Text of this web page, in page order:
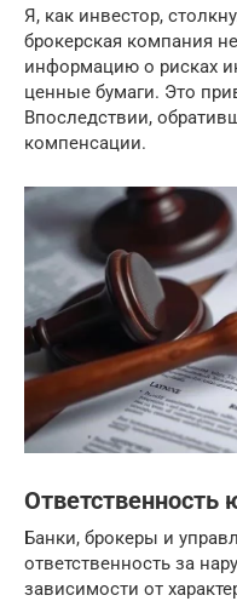
Я, как инвестор,
брокерская компания
информацию о рисках
ценные бумаги. Это
Впоследствии,
компенсации.
Ответственность
Банки, брокеры и
ответственность за
зависимости от